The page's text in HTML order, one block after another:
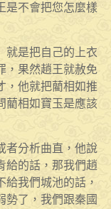
是不會把您怎麼樣
就是把自己的上衣
，果然趙王就赦免
，他就把藺相如推
藺相如寶玉是應該
者分析曲直，他說
給的話，那我們趙
我們城池的話，
勢了，我們跟秦國